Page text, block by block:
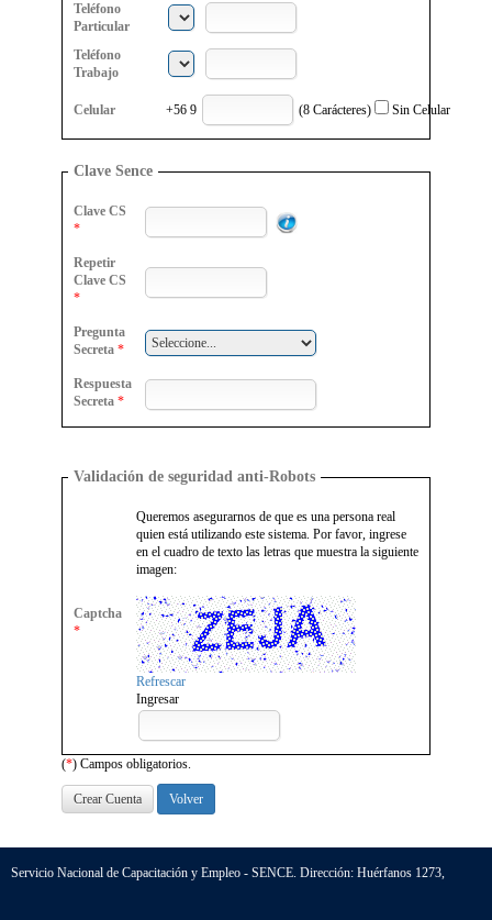
Teléfono
Particular
Teléfono
Trabajo
Celular +56 9 (8 Carácteres) Sin Celular
Clave Sence
Clave CS
*
Repetir
Clave CS
*
Pregunta
Secreta *
Respuesta
Secreta *
Validación de seguridad anti-Robots
Captcha
*
Queremos asegurarnos de que es una persona real
quien está utilizando este sistema. Por favor, ingrese
en el cuadro de texto las letras que muestra la siguiente
imagen:
Refrescar
Ingresar
(*) Campos obligatorios.
Volver
Servicio Nacional de Capacitación y Empleo - SENCE. Dirección: Huérfanos 1273,